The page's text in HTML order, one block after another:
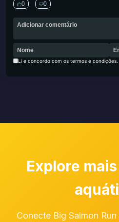
0 0
Li e concordo com os termos e condições.
Explore
Conecte Big Salmon